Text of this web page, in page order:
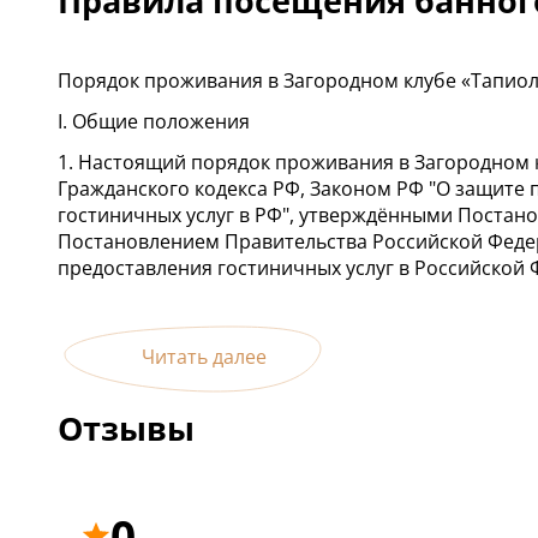
человек в день
бежевое
Двухкомнатный
коридора.
В номере: спальня
двухместным
сайте
номеров в
Улучшенный
отличаются между
Порядок проживания в Загородном клубе
I. Общие положения
1. Настоящий порядок проживания в Загородном
Гражданского кодекса РФ, Законом РФ "О
гостиничных услуг в РФ", утверждёнными
Постановлением Правительства Российской
предоставления гостиничных услуг в Российской
Читать далее
Отзывы